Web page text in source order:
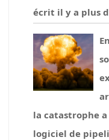
écrit il y a plus
la catastrophe
logiciel de